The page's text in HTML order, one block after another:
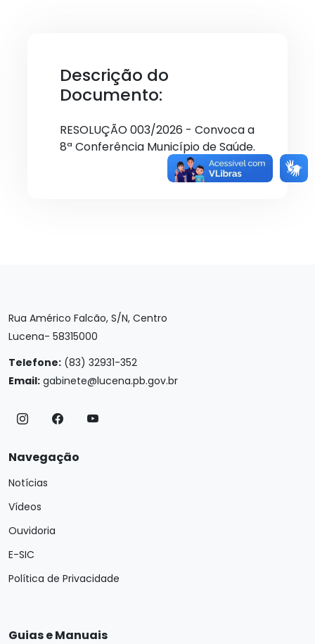
Descrição do
Documento:
RESOLUÇÃO 003/2026 - Convoca a
8ª Conferência Município de Saúde.
Rua Américo Falcão, S/N, Centro
Lucena- 58315000
Telefone: (83) 32931-352
Email: gabinete@lucena.pb.gov.br
Navegação
Notícias
Vídeos
Ouvidoria
E-SIC
Política de Privacidade
Guias e Manuais